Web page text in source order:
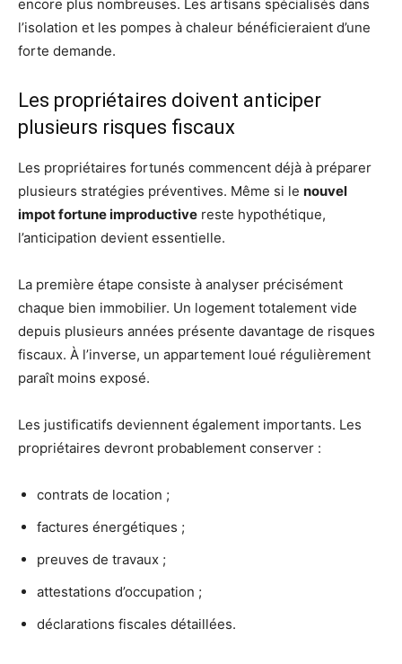
encore plus nombreuses. Les artisans spécialisés dans
l’isolation et les pompes à chaleur bénéficieraient d’une
forte demande.
Les propriétaires doivent anticiper
plusieurs risques fiscaux
Les propriétaires fortunés commencent déjà à préparer
plusieurs stratégies préventives. Même si le nouvel
impot fortune improductive reste hypothétique,
l’anticipation devient essentielle.
La première étape consiste à analyser précisément
chaque bien immobilier. Un logement totalement vide
depuis plusieurs années présente davantage de risques
fiscaux. À l’inverse, un appartement loué régulièrement
paraît moins exposé.
Les justificatifs deviennent également importants. Les
propriétaires devront probablement conserver :
contrats de location ;
factures énergétiques ;
preuves de travaux ;
attestations d’occupation ;
déclarations fiscales détaillées.